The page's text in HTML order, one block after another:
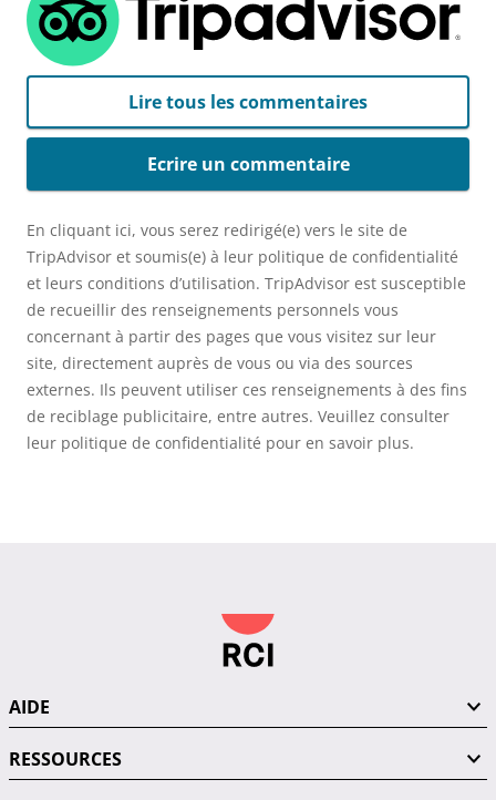
Lire tous les commentaires
Ecrire un commentaire
En cliquant ici, vous serez redirigé(e) vers le site de
TripAdvisor et soumis(e) à leur politique de confidentialité
et leurs conditions d’utilisation. TripAdvisor est susceptible
de recueillir des renseignements personnels vous
concernant à partir des pages que vous visitez sur leur
site, directement auprès de vous ou via des sources
externes. Ils peuvent utiliser ces renseignements à des fins
de reciblage publicitaire, entre autres. Veuillez consulter
leur politique de confidentialité pour en savoir plus.
AIDE
RESSOURCES